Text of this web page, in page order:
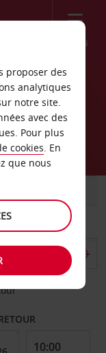
Menu
proposer des
analytiques
notre site.
avec des
Pour plus
cookies. En
que nous